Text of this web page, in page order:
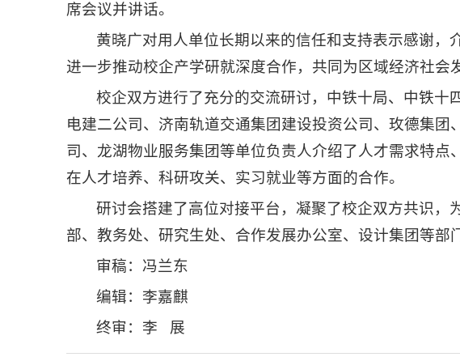
席会议并讲话。
黄晓广对用人单位长期以来的信任和支持表示感谢，
进一步推动校企产学研就深度合作，共同为区域经济社会
校企双方进行了充分的交流研讨，中铁十局、中铁
电建二公司、济南轨道交通集团建设投资公司、玫德集
司、龙湖物业服务集团等单位负责人介绍了人才需求特
在人才培养、科研攻关、实习就业等方面的合作。
研讨会搭建了高位对接平台，凝聚了校企双方共识
部、教务处、研究生处、合作发展办公室、设计集团等部
审稿：冯兰东
编辑：李嘉麒
终审：李 展